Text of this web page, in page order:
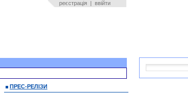
реєстрація | ввійти
ПРЕС-РЕЛІЗИ